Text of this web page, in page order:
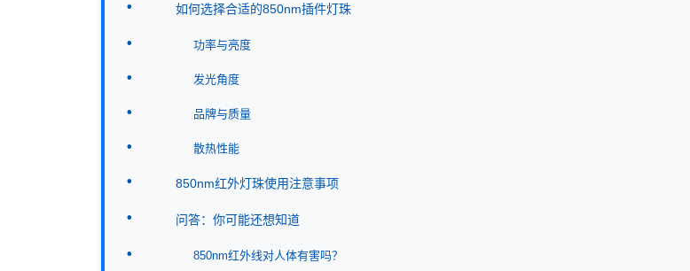
如何选择合适的850nm插件灯珠
功率与亮度
发光角度
品牌与质量
散热性能
850nm红外灯珠使用注意事项
问答：你可能还想知道
850nm红外线对人体有害吗？